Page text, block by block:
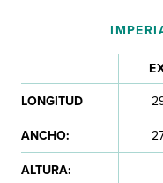
LONGITUD
ANCHO:
ALTURA: